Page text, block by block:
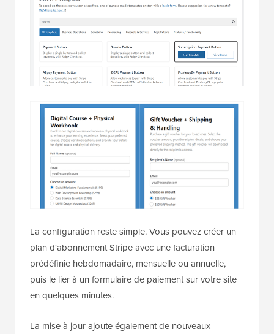
La configuration reste simple. Vous pouvez créer un
plan d'abonnement Stripe avec une facturation
prédéfinie hebdomadaire, mensuelle ou annuelle,
puis le lier à un formulaire de paiement sur votre site
en quelques minutes.
La mise à jour ajoute également de nouveaux